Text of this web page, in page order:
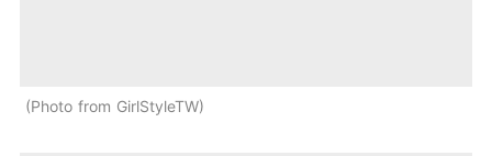
Photo from GirlStyleTW